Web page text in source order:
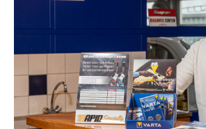
Werkplaats
Over ons
Vacature
Verkocht